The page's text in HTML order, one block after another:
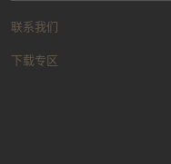
联系我们
下载专区